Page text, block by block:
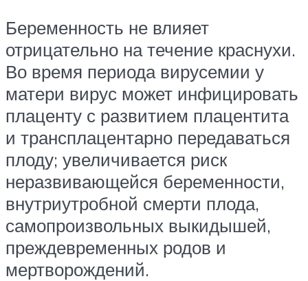
Беременность не влияет
отрицательно на течение краснухи.
Во время периода вирусемии у
матери вирус может инфицировать
плаценту с развитием плацентита
и трансплацентарно передаваться
плоду; увеличивается риск
неразвивающейся беременности,
внутриутробной смерти плода,
самопроизвольных выкидышей,
преждевременных родов и
мертворождений.